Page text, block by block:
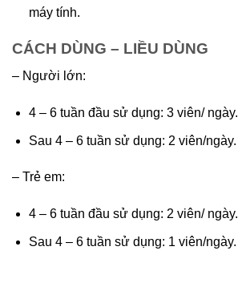
máy tính.
CÁCH DÙNG – LIỀU DÙNG
– Người lớn:
4 – 6 tuần đầu sử dụng: 3 viên/ ngày.
Sau 4 – 6 tuần sử dụng: 2 viên/ngày.
– Trẻ em:
4 – 6 tuần đầu sử dụng: 2 viên/ ngày.
Sau 4 – 6 tuần sử dụng: 1 viên/ngày.